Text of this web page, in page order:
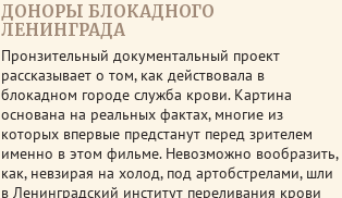
ДОНОРЫ БЛОКАДНОГО
ЛЕНИНГРАДА
Пронзительный документальный проект
рассказывает о том, как действовала в
блокадном городе служба крови. Картина
основана на реальных фактах, многие из
которых впервые предстанут перед зрителем
именно в этом фильме. Невозможно вообразить,
как, невзирая на холод, под артобстрелами, шли
в Ленинградский институт переливания крови